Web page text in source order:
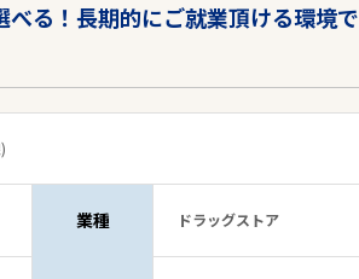
る！長期的にご就業頂ける環境で
業種 ドラッグストア